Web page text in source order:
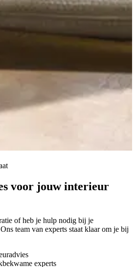
voor jouwinterieur
of heb je hulp nodig bij je
team van experts staat klaar om je bij
experts